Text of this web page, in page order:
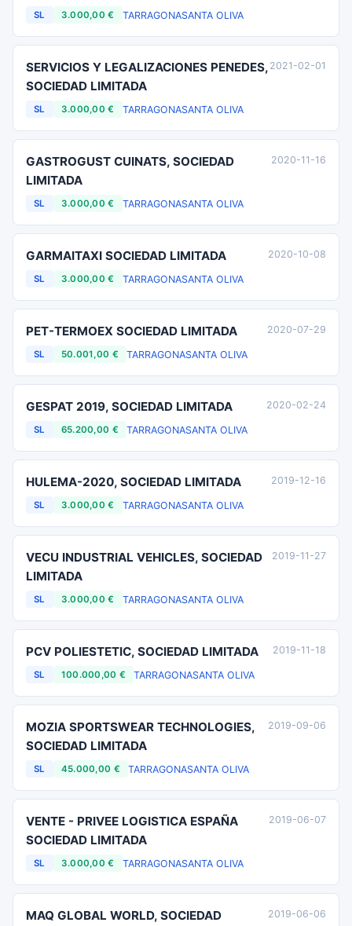
SL 3.000,00 € TARRAGONASANTA OLIVA
SERVICIOS Y LEGALIZACIONES PENEDES,
SOCIEDAD LIMITADA
SL 3.000,00 € TARRAGONASANTA OLIVA
2021-02-01
GASTROGUST CUINATS, SOCIEDAD
LIMITADA
SL 3.000,00 € TARRAGONASANTA OLIVA
2020-11-16
GARMAITAXI SOCIEDAD LIMITADA
SL 3.000,00 € TARRAGONASANTA OLIVA
2020-10-08
PET-TERMOEX SOCIEDAD LIMITADA
SL 50.001,00 € TARRAGONASANTA OLIVA
2020-07-29
GESPAT 2019, SOCIEDAD LIMITADA
SL 65.200,00 € TARRAGONASANTA OLIVA
2020-02-24
HULEMA-2020, SOCIEDAD LIMITADA
SL 3.000,00 € TARRAGONASANTA OLIVA
2019-12-16
VECU INDUSTRIAL VEHICLES, SOCIEDAD
LIMITADA
SL 3.000,00 € TARRAGONASANTA OLIVA
2019-11-27
PCV POLIESTETIC, SOCIEDAD LIMITADA
SL 100.000,00 € TARRAGONASANTA OLIVA
2019-11-18
MOZIA SPORTSWEAR TECHNOLOGIES,
SOCIEDAD LIMITADA
SL 45.000,00 € TARRAGONASANTA OLIVA
2019-09-06
VENTE - PRIVEE LOGISTICA ESPAÑA
SOCIEDAD LIMITADA
SL 3.000,00 € TARRAGONASANTA OLIVA
2019-06-07
MAQ GLOBAL WORLD, SOCIEDAD
2019-06-06